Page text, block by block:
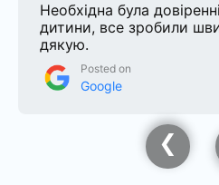
Необхідна була
дитини, все зробили
дякую.
Posted on
Google